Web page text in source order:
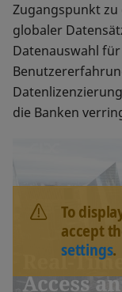
Zugangspunkt
globaler
Datenauswahl
die Banken
To
accept
settings.